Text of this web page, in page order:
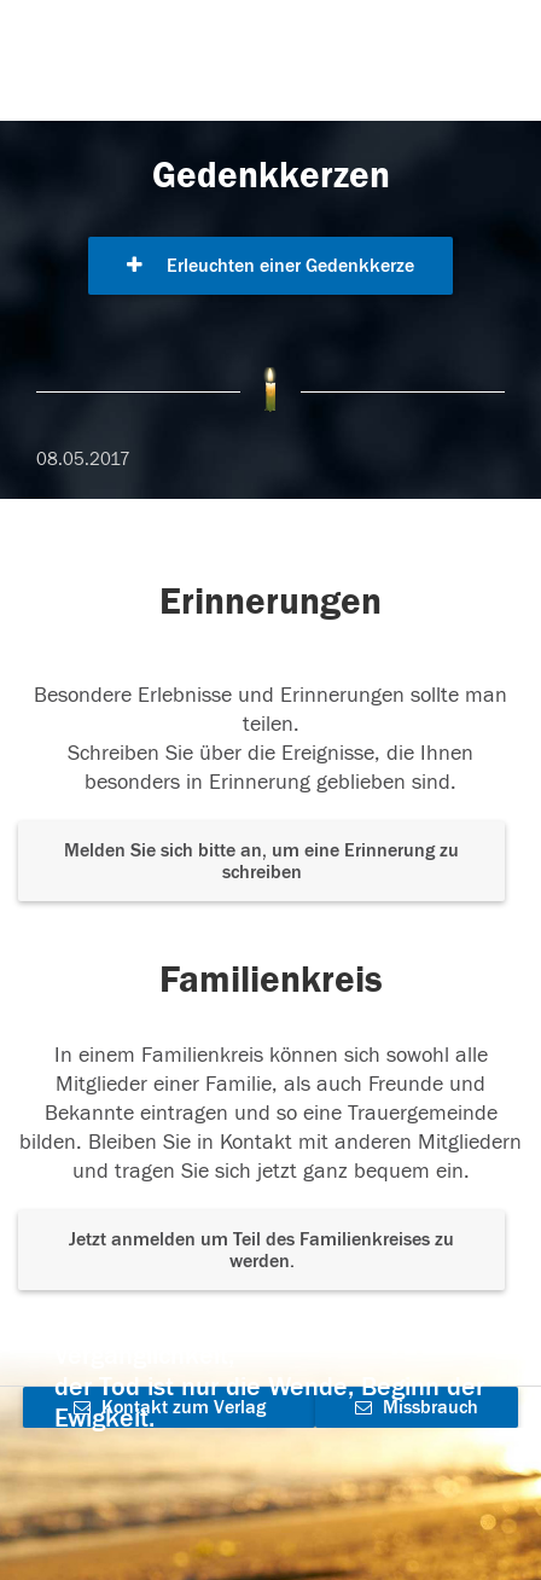
Gedenkkerzen
Erleuchten einer Gedenkkerze
08.05.2017
Erinnerungen
Besondere Erlebnisse und Erinnerungen sollte man
teilen.
Schreiben Sie über die Ereignisse, die Ihnen
besonders in Erinnerung geblieben sind.
Melden Sie sich bitte an, um eine Erinnerung zu
schreiben
Familienkreis
In einem Familienkreis können sich sowohl alle
Mitglieder einer Familie, als auch Freunde und
Bekannte eintragen und so eine Trauergemeinde
bilden. Bleiben Sie in Kontakt mit anderen Mitgliedern
und tragen Sie sich jetzt ganz bequem ein.
Jetzt anmelden um Teil des Familienkreises zu
werden.
der Tod ist nur die Wende, Beginn der
Ewigkeit.
Kontakt zum Verlag
aufnehmen
Missbrauch